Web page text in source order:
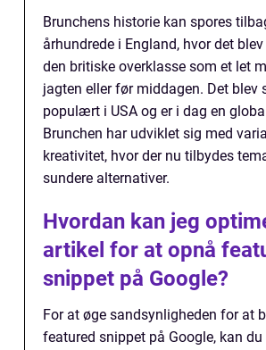
Brunchens historie kan spores
århundrede i England, hvor det
den britiske overklasse som et let
jagten eller før middagen. Det blev
populært i USA og er i dag en
Brunchen har udviklet sig med
kreativitet, hvor der nu tilbydes
sundere alternativer.
Hvordan kan jeg
artikel for at opnå
snippet på Google?
For at øge sandsynligheden for at
featured snippet på Google, kan